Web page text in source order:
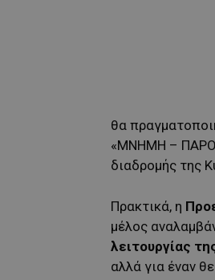
θα
«ΜΝΗΜΗ – ΠΑΡΟΝ
διαδρομής της
Πρακτικά, η
μέλος
λειτουργίας
αλλά για έναν